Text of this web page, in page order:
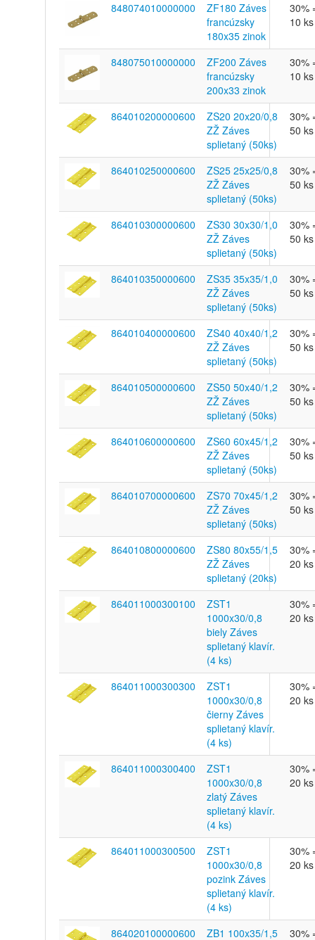
848074010000000
ZF180 Záves
francúzsky
180x35 zinok
30%
10 ks
848075010000000
ZF200 Záves
francúzsky
200x33 zinok
30%
10 ks
864010200000600
ZS20 20x20/0,8
ZŽ Záves
splietaný (50ks)
30%
50 ks
864010250000600
ZS25 25x25/0,8
ZŽ Záves
splietaný (50ks)
30%
50 ks
864010300000600
ZS30 30x30/1,0
ZŽ Záves
splietaný (50ks)
30%
50 ks
864010350000600
ZS35 35x35/1,0
ZŽ Záves
splietaný (50ks)
30%
50 ks
864010400000600
ZS40 40x40/1,2
ZŽ Záves
splietaný (50ks)
30%
50 ks
864010500000600
ZS50 50x40/1,2
ZŽ Záves
splietaný (50ks)
30%
50 ks
864010600000600
ZS60 60x45/1,2
ZŽ Záves
splietaný (50ks)
30%
50 ks
864010700000600
ZS70 70x45/1,2
ZŽ Záves
splietaný (50ks)
30%
50 ks
864010800000600
ZS80 80x55/1,5
ZŽ Záves
splietaný (20ks)
30%
20 ks
864011000300100
ZST1
1000x30/0,8
biely Záves
splietaný klavír.
(4 ks)
30%
20 ks
864011000300300
ZST1
1000x30/0,8
čierny Záves
splietaný klavír.
(4 ks)
30%
20 ks
864011000300400
ZST1
1000x30/0,8
zlatý Záves
splietaný klavír.
(4 ks)
30%
20 ks
864011000300500
ZST1
1000x30/0,8
pozink Záves
splietaný klavír.
(4 ks)
30%
20 ks
864020100000600 ZB1 100x35/1,5 30%